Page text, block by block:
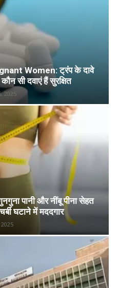
Women: ट्रंप के दावे
सी दवाएं हैं सुरक्षित
2025
पानी और नींबू पीना सेहत
घटाने में मददगार